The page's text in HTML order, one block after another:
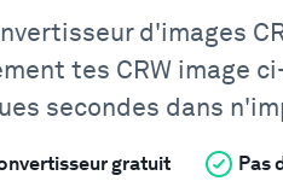
d'images
tes CRW image
secondes dans
gratuit Pas